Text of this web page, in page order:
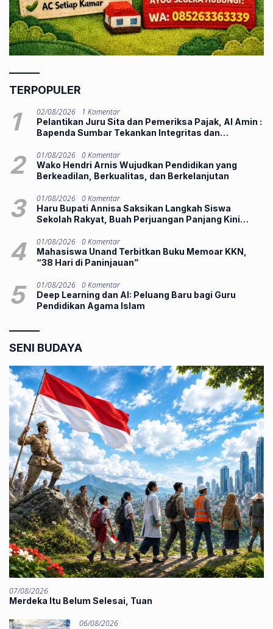
TERPOPULER
1 02/08/2026
1 Komentar
Pelantikan Juru Sita dan Pemeriksa Pajak, Al Amin :
Bapenda Sumbar Tekankan Integritas dan
2 01/08/2026 0 Komentar
Wako Hendri Arnis Wujudkan Pendidikan yang
Berkeadilan, Berkualitas, dan Berkelanjutan
3 01/08/2026 0 Komentar
Haru Bupati Annisa Saksikan Langkah Siswa
Sekolah Rakyat, Buah Perjuangan Panjang Kini
4 01/08/2026 0 Komentar
Mahasiswa Unand Terbitkan Buku Memoar KKN,
“38 Hari di Paninjauan”
5 01/08/2026 0 Komentar
Deep Learning dan AI: Peluang Baru bagi Guru
Pendidikan Agama Islam
SENI BUDAYA
07/08/2026
Merdeka Itu Belum Selesai, Tuan
06/08/2026